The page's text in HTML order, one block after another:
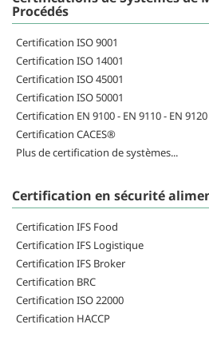
Procédés
Certification ISO 9001
Certification ISO 14001
Certification ISO 45001
Certification ISO 50001
Certification EN 9100 - EN 9110 - EN 9120
Certification CACES®
Plus de certification de systèmes...
Certification en sécurité
Certification IFS Food
Certification IFS Logistique
Certification IFS Broker
Certification BRC
Certification ISO 22000
Certification HACCP